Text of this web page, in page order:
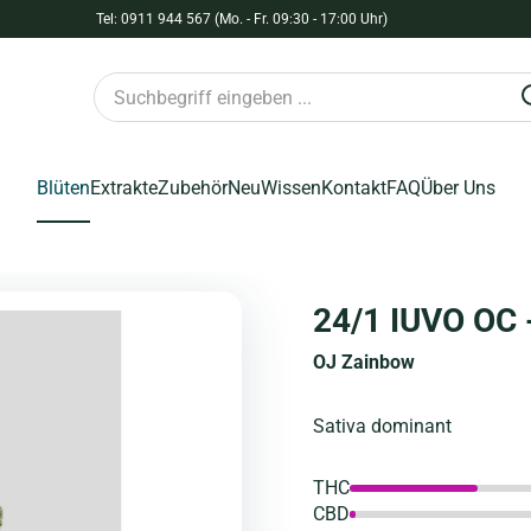
Tel: 0911 944 567 (Mo. - Fr. 09:30 - 17:00 Uhr)
BlütenExtrakteZubehörNeuWissenKontaktFAQÜber Uns
24/1 IUVO
OJ Zainbow
Sativa dominant
THC
CBD